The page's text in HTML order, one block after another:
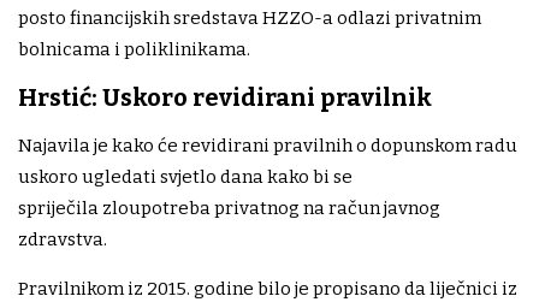
posto financijskih sredstava HZZO-a odlazi privatnim
bolnicama i poliklinikama.
Hrstić: Uskoro revidirani pravilnik
Najavila je kako će revidirani pravilnih o dopunskom radu
uskoro ugledati svjetlo dana kako bi se
spriječila zloupotreba privatnog na račun javnog
zdravstva.
Pravilnikom iz 2015. godine bilo je propisano da liječnici iz